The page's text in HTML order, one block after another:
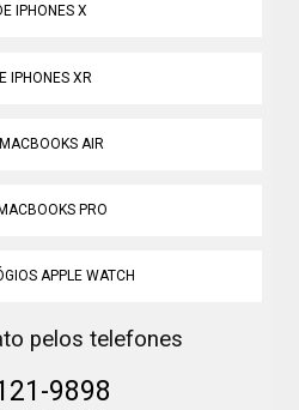
IPHONES X
IPHONES XR
AIR
PRO
APPLE WATCH
pelos telefones
9898